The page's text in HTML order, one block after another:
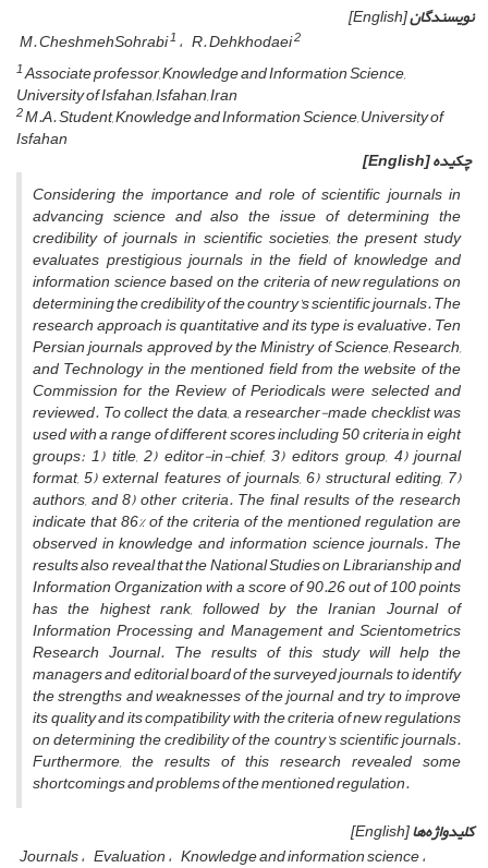
نویسندگان[English]
M. CheshmehSohrabi1 R. Dehkhodaei2
1Associate professor, Knowledge and Information Science,
University of Isfahan, Isfahan, Iran
2M.A. Student, Knowledge and Information Science, University of
Isfahan
چکیده[English]
Considering the importance and role of scientific journals in
advancing science and also the issue of determining the
credibility of journals in scientific societies, the present study
evaluates prestigious journals in the field of knowledge and
information science based on the criteria ofnew regulations on
determining the credibility of the country's scientific journals.The
research approach is quantitative and its type is evaluative. Ten
Persian journals approved by the Ministry of Science, Research,
and Technology in the mentioned field from the website of the
Commission for the Review of Periodicals were selected and
reviewed. To collect the data, a researcher-made checklist was
used with a range of different scores including 50 criteria in eight
groups: 1) title, 2) editor-in-chief, 3) editors group, 4) journal
format, 5) external features of journals, 6) structural editing, 7)
authors, and 8) other criteria. The final results of the research
indicate that 86% of the criteria of the mentioned regulation are
observed in knowledge and information science journals. The
results also reveal that theNational Studies on Librarianship and
Information Organizationwith a score of 90.26 out of 100 points
has the highest rank, followed by theIranian Journal of
Information Processing and ManagementandScientometrics
Research Journal. The results of this study will help the
managers and editorial board of the surveyed journals to identify
the strengths and weaknesses of the journal and try to improve
its quality and its compatibility with the criteria ofnew regulations
on determining the credibility of the country's scientific journals.
Furthermore, the results of this research revealed some
shortcomings and problems of the mentioned regulation.
کلیدواژه‌ها[English]
Journals Evaluation Knowledge and information science